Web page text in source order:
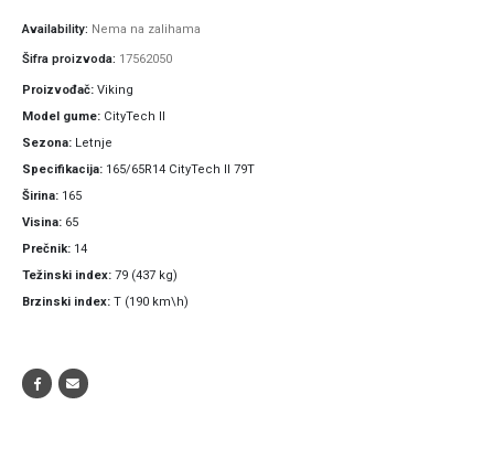
Availability: Nema na zalihama
Šifra proizvoda: 17562050
Proizvođač Viking
Model gume CityTech II
Sezona
Letnje
Specifikacija 165/65R14 CityTech II 79T
Širina 165
Visina 65
Prečnik 14
Težinski index 79 (437 kg)
Brzinski index T (190 km\h)